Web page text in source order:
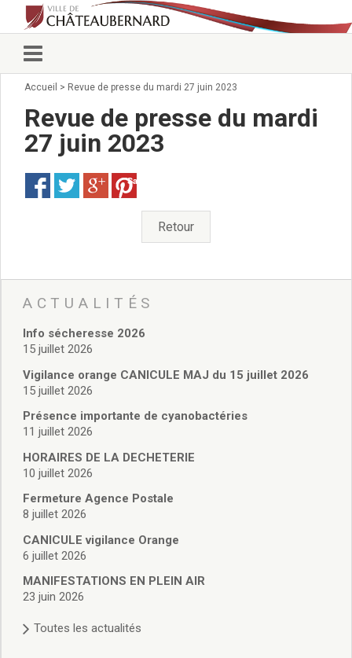
Vie municipale
Conseillers municipaux
Commissions 2026
Arrêtés du Maire
Services municipaux
Pour venir nous voir
administratives
Services Techniques
Affaires Scolaires
Vie associative
Police Municipale/règlementation
Cimetière/réglementation funéraire
Services en ligne
Licences boissons
Cadastre
Actes d’état civil
Budget de Fonctionnement
Budget d’Investissement
Conseils municipaux
Règlement du conseil municipal
Délibérations 2025
Accueil > Revue de presse du mardi 27 juin 2023
Revue de presse du mardi
27 juin 2023
Save
Retour
ACTUALITÉS
Info sécheresse 2026
15 juillet 2026
Vigilance orange CANICULE MAJ du 15 juillet 2026
15 juillet 2026
Présence importante de cyanobactéries
11 juillet 2026
HORAIRES DE LA DECHETERIE
10 juillet 2026
Fermeture Agence Postale
8 juillet 2026
CANICULE vigilance Orange
6 juillet 2026
MANIFESTATIONS EN PLEIN AIR
23 juin 2026
Toutes les actualités